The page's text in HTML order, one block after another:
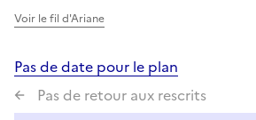
Voir le fil d'Ariane
Pas de date pour le plan
Pas de retour aux rescrits